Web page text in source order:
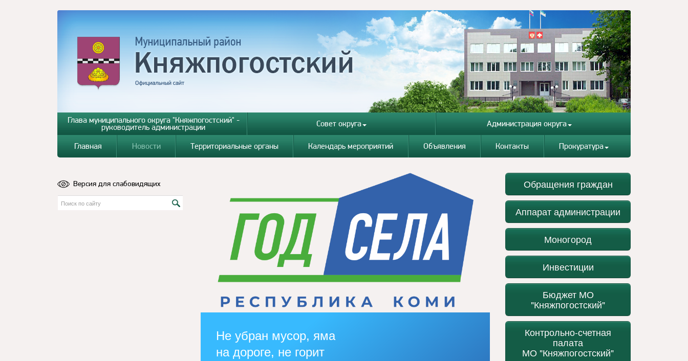
Глава муниципального округа "Княжпогостский" -
руководитель администрации Совет округа Администрация округа
Главная Новости Территориальные органы Календарь мероприятий Объявления Контакты Прокуратура
Версия для слабовидящих
Не убран мусор, яма
на дороге, не горит
Обращения граждан
Аппарат администрации
Моногород
Инвестиции
Бюджет МО
"Княжпогостский"
Контрольно-счетная
палата
МО "Княжпогостский"